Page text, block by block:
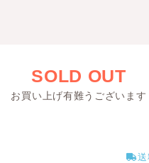
SOLD OUT
お買い上げ有難うございます
送